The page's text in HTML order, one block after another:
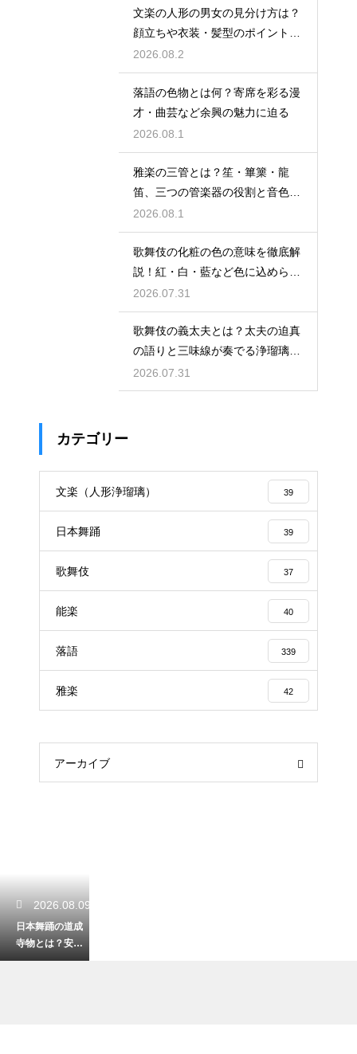
文楽の人形の男女の見分け方は？
顔立ちや衣装・髪型のポイントか
ら男性役・女性役を解説
2026.08.2
落語の色物とは何？寄席を彩る漫
才・曲芸など余興の魅力に迫る
2026.08.1
雅楽の三管とは？笙・篳篥・龍
笛、三つの管楽器の役割と音色を
紹介
2026.08.1
歌舞伎の化粧の色の意味を徹底解
説！紅・白・藍など色に込められ
た役柄ごとの象徴とは
2026.07.31
歌舞伎の義太夫とは？太夫の迫真
の語りと三味線が奏でる浄瑠璃の
魅力を解説
2026.07.31
カテゴリー
文楽（人形浄瑠璃） 39
日本舞踊 39
歌舞伎 37
能楽 40
落語 339
雅楽 42
アーカイブ
2026.08.09
日本舞踊の道成
寺物とは？安珍
清姫伝説を題材